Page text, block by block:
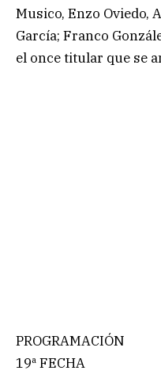
Musico, Enzo Oviedo,
García; Franco
el once titular que se
PROGRAMACIÓN
19ª FECHA